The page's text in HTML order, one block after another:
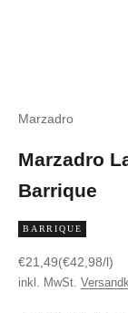
Marzadro
Marzadro
Barrique
BARRIQUE
Angebot
€21,49(€42,98/l)
inkl. MwSt.